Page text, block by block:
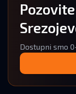
Dostupni smo